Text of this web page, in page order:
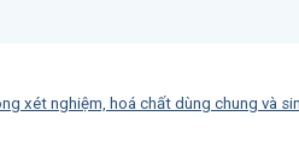
xét nghiệm, hoá chất dùng chung và